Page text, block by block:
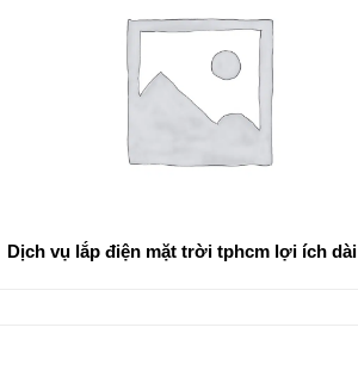
Dịch vụ lắp điện mặt trời tphcm lợi ích